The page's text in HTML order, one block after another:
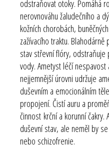
odstraňovat otoky. Pomáhá
nerovnováhu žaludečního a
kožních chorobách,
zažívacího traktu.
stav střevní flóry, odstraňuje
vody. Ametyst léčí nespavost
nejjemnější úrovni udržuje
duševním a emocionálním
propojení. Čistí auru a
činnost krční a korunní čakry.
duševní stav, ale neměl by
nebo schizofrenie.